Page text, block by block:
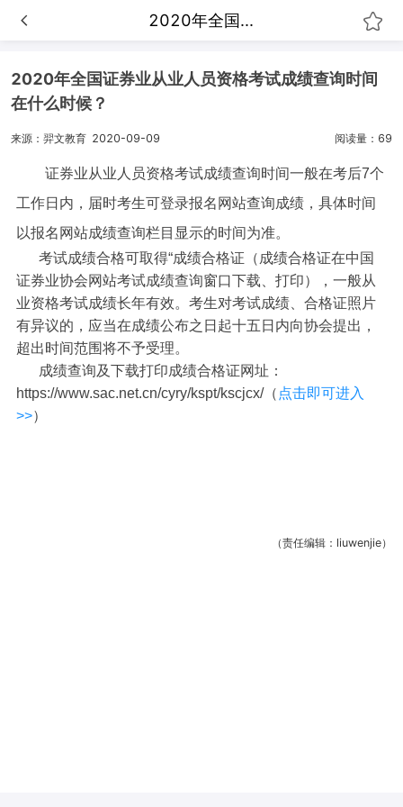
2020年全国...
2020年全国证券业从业人员资格考试成绩查询时间
在什么时候？
来源：羿文教育 2020-09-09 阅读量：69
证券业从业人员资格考试成绩查询时间一般在考后7个
工作日内，届时考生可登录报名网站查询成绩，具体时间
以报名网站成绩查询栏目显示的时间为准。
考试成绩合格可取得“成绩合格证（成绩合格证在中国
证券业协会网站考试成绩查询窗口下载、打印），一般从
业资格考试成绩长年有效。考生对考试成绩、合格证照片
有异议的，应当在成绩公布之日起十五日内向协会提出，
超出时间范围将不予受理。
成绩查询及下载打印成绩合格证网址：
https://www.sac.net.cn/cyry/kspt/kscjcx/（ 点击即可进入
>>）
（责任编辑：liuwenjie）